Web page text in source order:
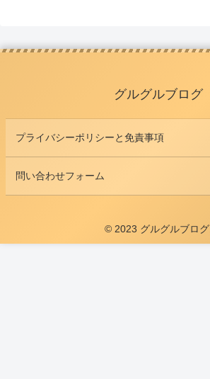
グルグルブログ
プライバシーポリシーと免責事項
問い合わせフォーム
© 2023 グルグルブログ.